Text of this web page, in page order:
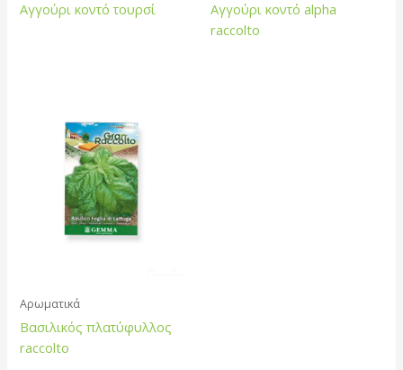
Αγγούρι κοντό τουρσί
Αγγούρι κοντό alpha
raccolto
Αρωματικά
Βασιλικός πλατύφυλλος
raccolto